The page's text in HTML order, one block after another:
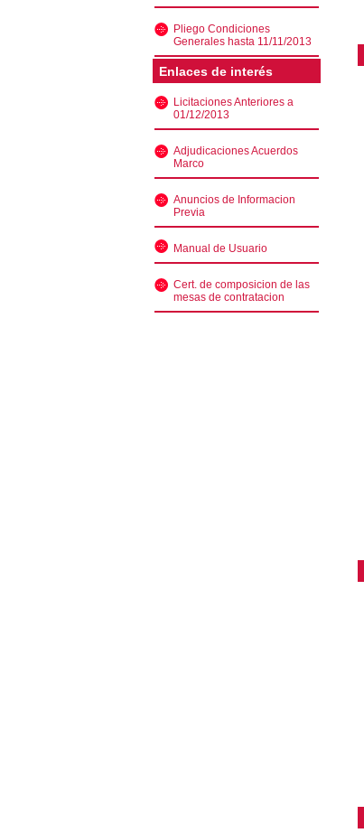
Pliego Condiciones
Generales hasta 11/11/2013
Enlaces de interés
Licitaciones Anteriores a
01/12/2013
Adjudicaciones Acuerdos
Marco
Anuncios de Informacion
Previa
Manual de Usuario
Cert. de composicion de las
mesas de contratacion